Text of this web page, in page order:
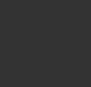
ー